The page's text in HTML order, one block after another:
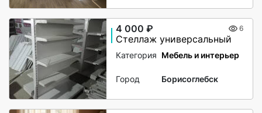
4 000 ₽ 6
Стеллаж универсальный
Категория Мебель и интерьер
Город Борисоглебск